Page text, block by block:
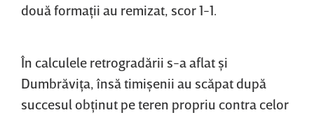
două formaţii au remizat, scor 1-1.
În calculele retrogradării s-a aflat şi
Dumbrăviţa, însă timişenii au scăpat după
succesul obţinut pe teren propriu contra celor